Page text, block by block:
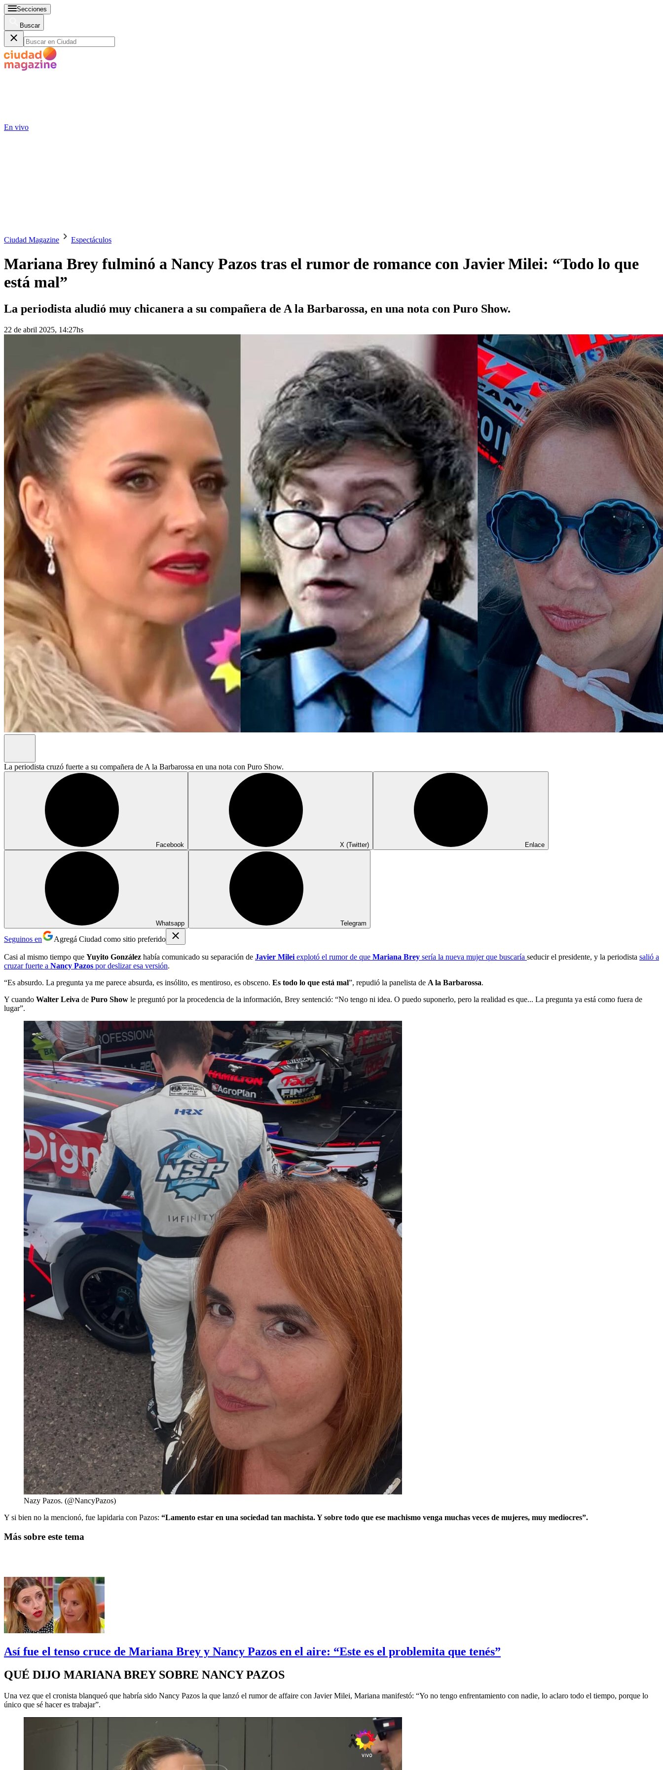
Secciones
Buscar
En vivo
Ciudad Magazine Espectáculos
Mariana Brey fulminó a Nancy Pazos tras el rumor de romance con Javier Milei: “Todo lo que
está mal”
La periodista aludió muy chicanera a su compañera de A la Barbarossa, en una nota con Puro Show.
22 de abril 2025, 14:27hs
La periodista cruzó fuerte a su compañera de A la Barbarossa en una nota con Puro Show.
Facebook X (Twitter) Enlace
Whatsapp Telegram
Seguinos en Agregá Ciudad como sitio preferido
Casi al mismo tiempo que Yuyito González había comunicado su separación de Javier Milei explotó el rumor de que Mariana Brey sería la nueva mujer que buscaría seducir el presidente, y la periodista salió a
cruzar fuerte a Nancy Pazos por deslizar esa versión.
“Es absurdo. La pregunta ya me parece absurda, es insólito, es mentiroso, es obsceno. Es todo lo que está mal”, repudió la panelista de A la Barbarossa.
Y cuando Walter Leiva de Puro Show le preguntó por la procedencia de la información, Brey sentenció: “No tengo ni idea. O puedo suponerlo, pero la realidad es que... La pregunta ya está como fuera de
lugar”.
Nazy Pazos. (@NancyPazos)
Y si bien no la mencionó, fue lapidaria con Pazos: “Lamento estar en una sociedad tan machista. Y sobre todo que ese machismo venga muchas veces de mujeres, muy mediocres”.
Más sobre este tema
Así fue el tenso cruce de Mariana Brey y Nancy Pazos en el aire: “Este es el problemita que tenés”
QUÉ DIJO MARIANA BREY SOBRE NANCY PAZOS
Una vez que el cronista blanqueó que habría sido Nancy Pazos la que lanzó el rumor de affaire con Javier Milei, Mariana manifestó: “Yo no tengo enfrentamiento con nadie, lo aclaro todo el tiempo, porque lo
único que sé hacer es trabajar”.